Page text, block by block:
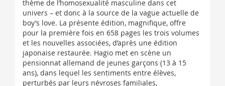
thème de l’homosexualité masculine dans cet
univers – et donc à la source de la vague actuelle de
boy’s love. La présente édition, magnifique, offre
pour la première fois en 658 pages les trois volumes
et les nouvelles associées, d’après une édition
japonaise restaurée. Hagio met en scène un
pensionnat allemand de jeunes garçons (13 à 15
ans), dans lequel les sentiments entre élèves,
perturbés par leurs névroses familiales,